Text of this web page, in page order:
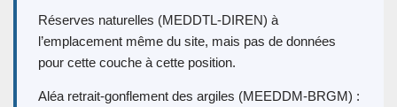
Réserves naturelles (MEDDTL-DIREN) à
l’emplacement même du site, mais pas de données
pour cette couche à cette position.
Aléa retrait-gonflement des argiles (MEEDDM-BRGM) :